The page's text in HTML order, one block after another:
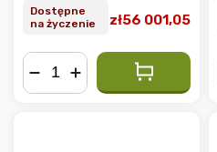
Dostępne
na życzenie
zł56 001,05